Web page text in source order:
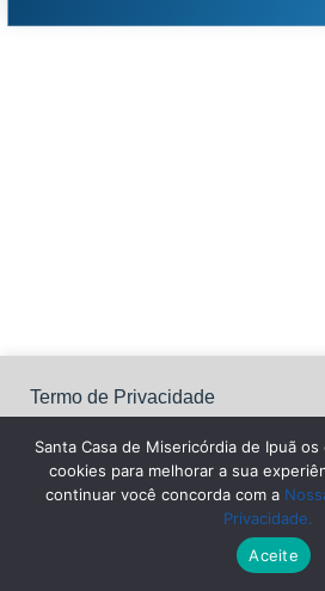
Termo de Privacidade
usa cookies para melhorar a sua
Ao continuar você concorda com a
Cookies e Privacidade.
Aceitar Todos
Santa Casa de Misericórdia de Ipuã
cookies para melhorar a sua
continuar você concorda com a
Privacidade.
Aceite